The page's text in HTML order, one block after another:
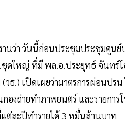
านว่า วันนี้ก่อนประชุมประชุมศูน
ชุดใหญ่ ที่มี พล.อ.ประยุทธ์ จันท
วธ.) เปิดเผยว่ามาตรการผ่อนป
องถ่ายทำภาพยนตร์ และรายกา
ต่ละปีทำรายได้ 3 หมื่นล้านบาท